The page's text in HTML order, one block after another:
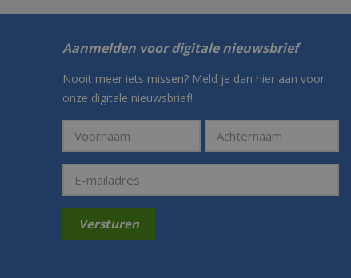
Aanmelden voor digitale nieuwsbrief
Nooit meer iets missen? Meld je dan hier aan voor
onze digitale nieuwsbrief!